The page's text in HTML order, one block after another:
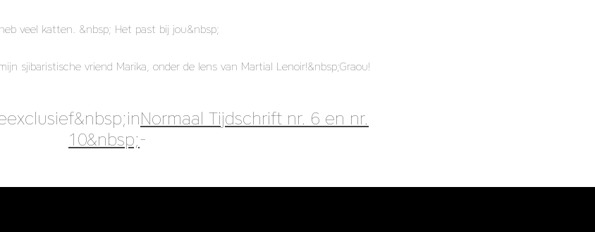
veel katten. &nbsp; Het past bij jou&nbsp;
sjibaristische vriend Marika, onder de lens van Martial Lenoir!&nbsp;Graou!
exclusief&nbsp;inNormaal Tijdschrift nr. 6 en nr.
10&nbsp;-